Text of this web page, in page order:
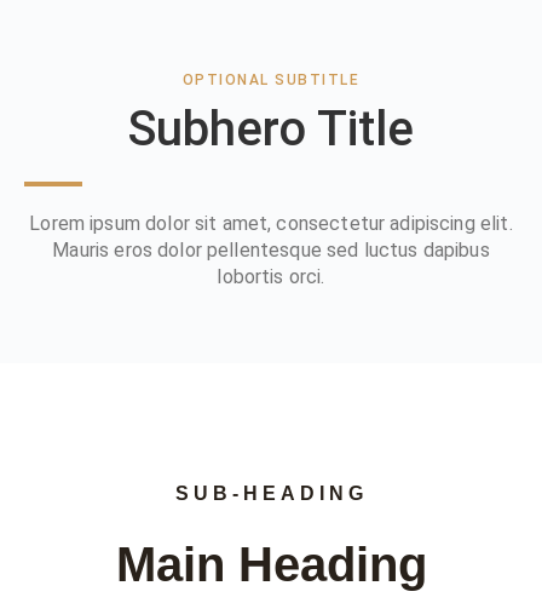
OPTIONAL SUBTITLE
Subhero Title
Lorem ipsum dolor sit amet, consectetur adipiscing elit.
Mauris eros dolor pellentesque sed luctus dapibus
lobortis orci.
SUB-HEADING
Main Heading